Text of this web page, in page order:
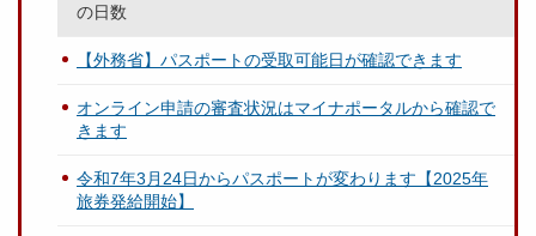
の日数
【外務省】パスポートの受取可能日が確認できます
オンライン申請の審査状況はマイナポータルから確認で
きます
令和7年3月24日からパスポートが変わります【2025年
旅券発給開始】